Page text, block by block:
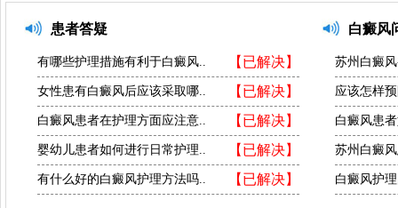
患者答疑
【已解决】
有哪些护理措施有利于白癜风..
【已解决】
女性患有白癜风后应该采取哪..
【已解决】
白癜风患者在护理方面应注意..
【已解决】
婴幼儿患者如何进行日常护理..
【已解决】
有什么好的白癜风护理方法吗..
白癜风
苏州白癜
应该怎样
白癜风患
苏州白癜
白癜风护